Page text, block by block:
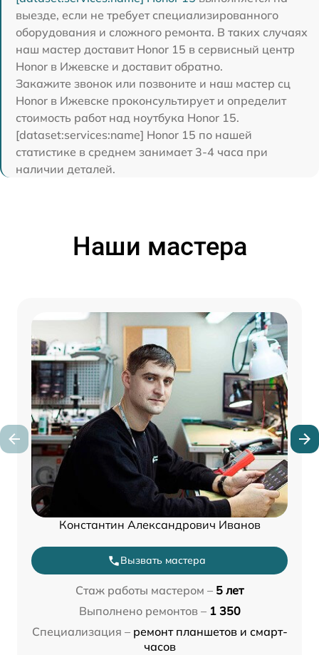
выезде, если не требует специализированного
оборудования и сложного ремонта. В таких случаях
наш мастер доставит Honor 15 в сервисный центр
Honor в Ижевске и доставит обратно.
Закажите звонок или позвоните и наш мастер сц
Honor в Ижевске проконсультирует и определит
стоимость работ над ноутбука Honor 15.
[dataset:services:name] Honor 15 по нашей
статистике в среднем занимает 3-4 часа при
наличии деталей.
Наши мастера
Константин Александрович Иванов
Вызвать мастера
Стаж работы мастером – 5 лет
Выполнено ремонтов – 1 350
Специализация – ремонт планшетов и смарт-
часов